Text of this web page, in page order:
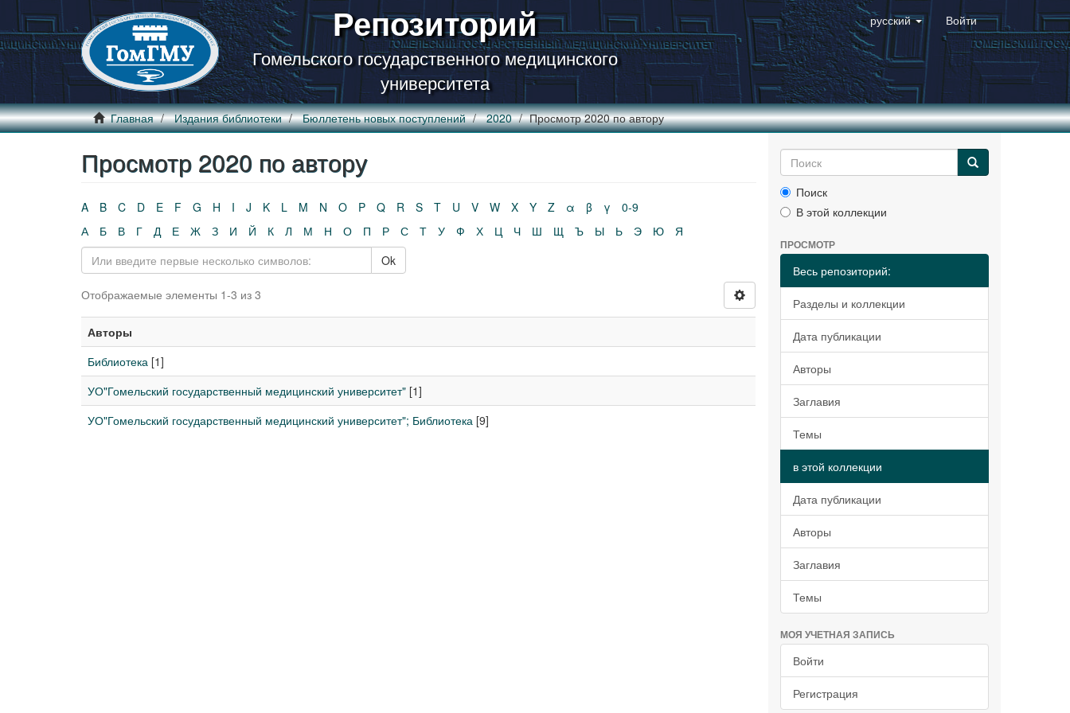
Репозиторий
Гомельского государственного медицинского
университета
русский Войти
Главная Издания библиотеки Бюллетень новых поступлений 2020 Просмотр 2020 по автору
Просмотр 2020 по автору
A B C D E F G H I J K L M N O P Q R S T U V W X Y Z α β γ
0-9
А
Б В Г Д Е Ж З И Й К Л М Н О П Р С Т У Ф Х Ц Ч Ш Щ Ъ Ы Ь Э Ю
Я
Ok
Отображаемые элементы 1-3 из 3
Авторы
Библиотека [1]
УО"Гомельский государственный медицинский университет" [1]
УО"Гомельский государственный медицинский университет"; Библиотека [9]
Поиск
В этой коллекции
ПРОСМОТР
Весь репозиторий:
Разделы и коллекции
Дата публикации
Авторы
Заглавия
Темы
в этой коллекции
Дата публикации
Авторы
Заглавия
Темы
МОЯ УЧЕТНАЯ ЗАПИСЬ
Войти
Регистрация